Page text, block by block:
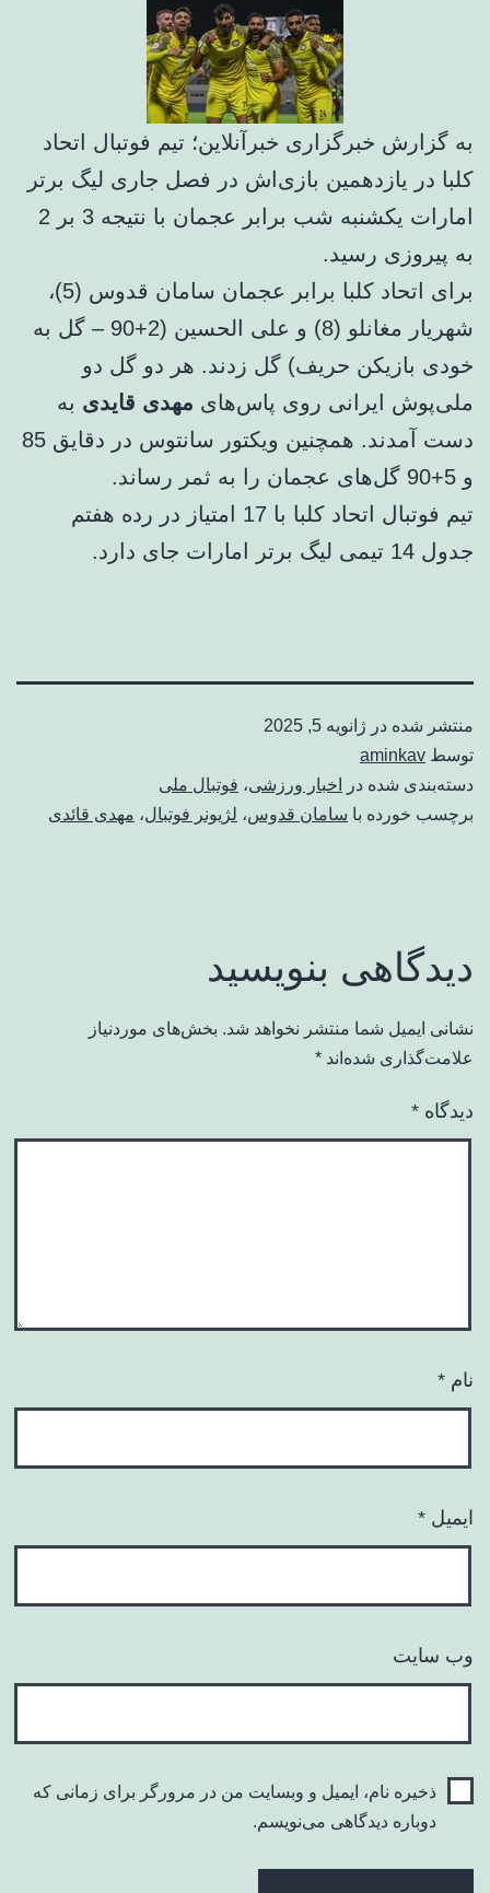
به گزارش خبرگزاری خبرآنلاین؛ تیم فوتبال اتحاد
کلبا در یازدهمین بازی‌اش در فصل جاری لیگ برتر
امارات یکشنبه شب برابر عجمان با نتیجه 3 بر 2
به پیروزی رسید.
برای اتحاد کلبا برابر عجمان سامان قدوس (5)،
شهریار مغانلو (8) و علی الحسین (2+90 – گل به
خودی بازیکن حریف) گل زدند. هر دو گل دو
ملی‌پوش ایرانی روی پاس‌های مهدی قایدی به
دست آمدند. همچنین ویکتور سانتوس در دقایق 85
و 5+90 گل‌های عجمان را به ثمر رساند.
تیم فوتبال اتحاد کلبا با 17 امتیاز در رده هفتم
جدول 14 تیمی لیگ برتر امارات جای دارد.
منتشر شده در ژانویه 5, 2025
توسط aminkav
دسته‌بندی شده در
اخبار ورزشی، فوتبال ملی
برچسب خورده با سامان قدوس، لژیونر فوتبال، مهدی قائدی
دیدگاهی بنویسید
نشانی ایمیل شما منتشر نخواهد شد. بخش‌های موردنیاز
علامت‌گذاری شده‌اند *
دیدگاه *
نام *
ایمیل *
وب‌ سایت
ذخیره نام، ایمیل و وبسایت من در مرورگر برای زمانی که
دوباره دیدگاهی می‌نویسم.